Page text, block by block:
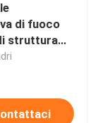
di fuoco
struttura